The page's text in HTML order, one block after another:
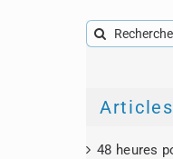
Rechercher:
48 heures